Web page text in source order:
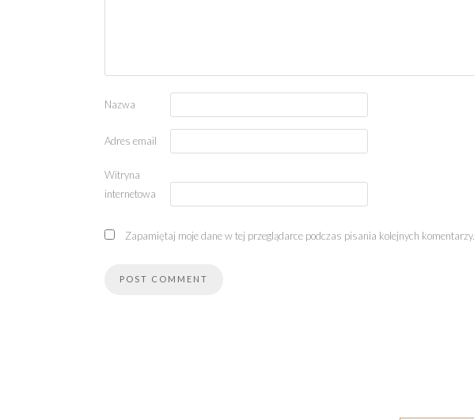
Nazwa
Adres email
Witryna
internetowa
Zapamiętaj moje dane w tej przeglądarce podczas pisania kolejnych komentarzy.